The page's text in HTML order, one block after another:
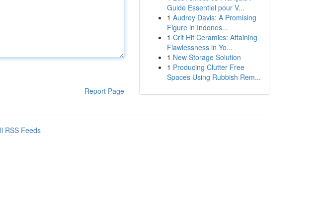
Report Page
Guide Essentiel pour V...
1 Audrey Davis: A Promising
Figure in Indones...
1 Crit Hit Ceramics: Attaining
Flawlessness in Yo...
1 New Storage Solution
1 Producing Clutter Free
Spaces Using Rubbish Rem...
RSS Feeds